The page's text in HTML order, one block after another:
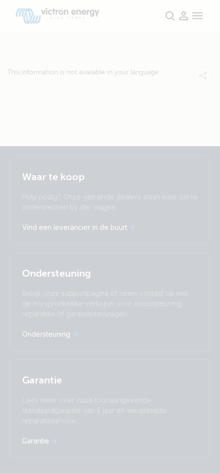
This information is not available in your language
Nederlands
Čeština
Español
Français
Română
Suomalainen
Svenska
Türkçe
Ελληνικά
Русский
Українська
Waar te koop
Hulp nodig? Onze getrainde dealers staan klaar om te
ondersteunen bij alle vragen.
Vind een leverancier in de buurt
Ondersteuning
Bekijk onze supportpagina of neem contact op met
de oorspronkelijke verkoper voor ondersteuning,
reparaties of garantieaanvragen.
Ondersteuning
Garantie
Lees meer over onze toonaangevende
standaardgarantie van 5 jaar en wereldwijde
reparatieservice.
Garantie